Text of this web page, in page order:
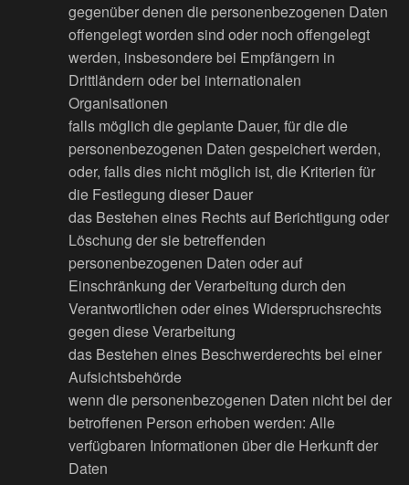
gegenüber denen die personenbezogenen Daten
offengelegt worden sind oder noch offengelegt
werden, insbesondere bei Empfängern in
Drittländern oder bei internationalen
Organisationen
falls möglich die geplante Dauer, für die die
personenbezogenen Daten gespeichert werden,
oder, falls dies nicht möglich ist, die Kriterien für
die Festlegung dieser Dauer
das Bestehen eines Rechts auf Berichtigung oder
Löschung der sie betreffenden
personenbezogenen Daten oder auf
Einschränkung der Verarbeitung durch den
Verantwortlichen oder eines Widerspruchsrechts
gegen diese Verarbeitung
das Bestehen eines Beschwerderechts bei einer
Aufsichtsbehörde
wenn die personenbezogenen Daten nicht bei der
betroffenen Person erhoben werden: Alle
verfügbaren Informationen über die Herkunft der
Daten